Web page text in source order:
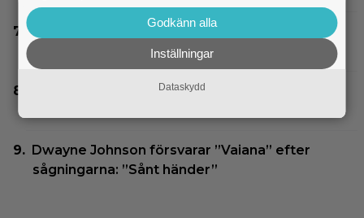
På tv ikväll: Edward Norton gjorde sin hyllade
filmdebut i denna skarpa thriller
På tv ikväll: En av Nolans bästa filmer fyller 20
Dwayne Johnson försvarar ”Vaiana” efter
sågningarna: ”Sånt händer”
Godkänn alla
Inställningar
Dataskydd